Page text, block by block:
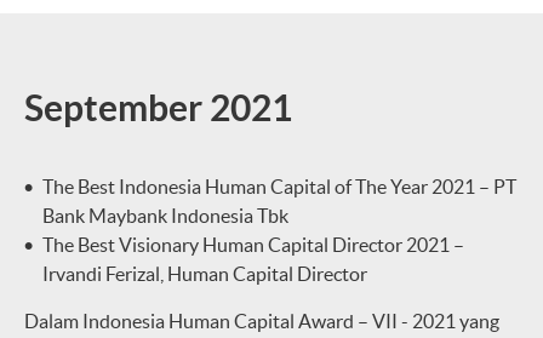
September 2021
The Best Indonesia Human Capital of The Year 2021 – PT
Bank Maybank Indonesia Tbk
The Best Visionary Human Capital Director 2021 –
Irvandi Ferizal, Human Capital Director
Dalam Indonesia Human Capital Award – VII - 2021 yang